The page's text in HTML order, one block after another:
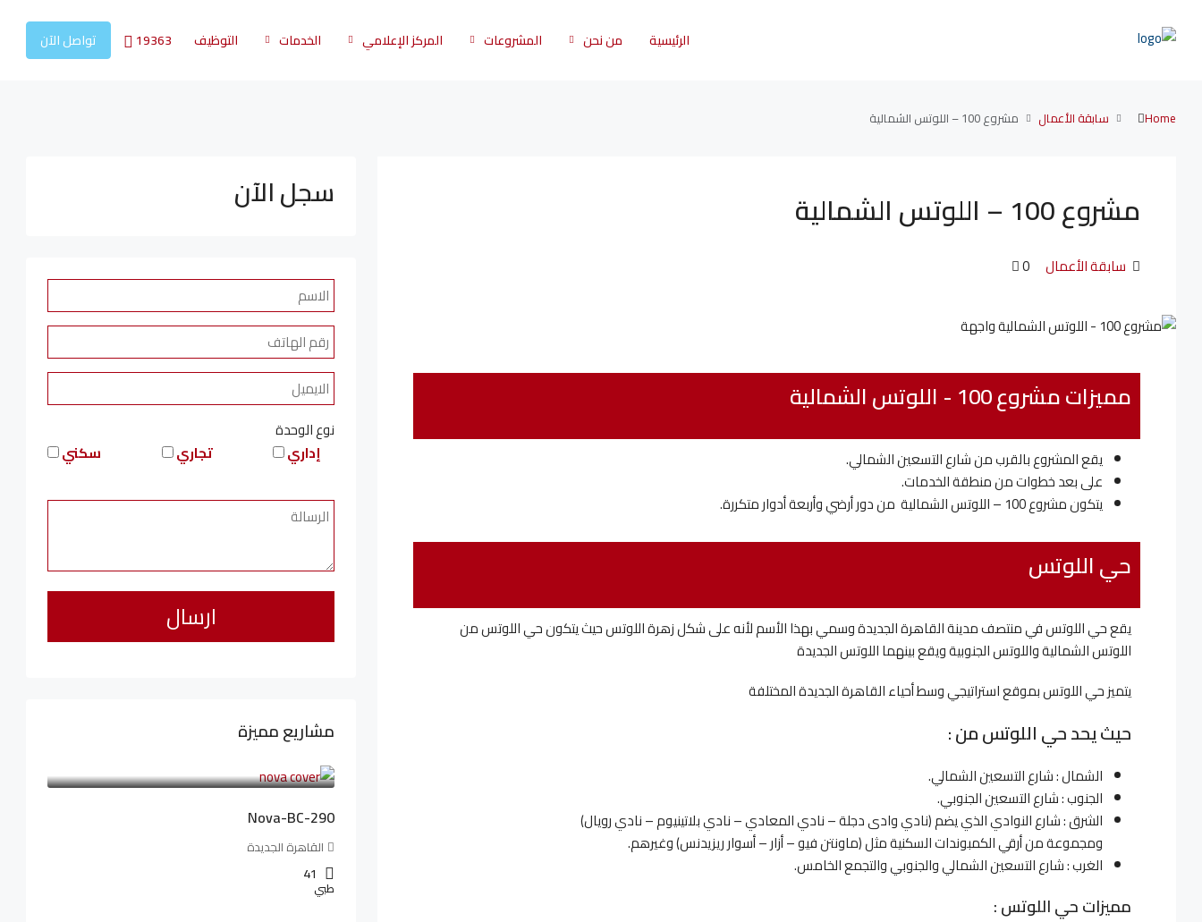
الرئيسية من نحن المشروعات المركز الإعلامي الخدمات التوظيف 19363 تواصل الآن
Home سابقة الأعمال مشروع 100 – اللوتس الشمالية
مشروع 100 – اللوتس الشمالية
سابقة الأعمال 0
مميزات مشروع 100 - اللوتس الشمالية
يقع المشروع بالقرب من شارع التسعين الشمالي.
على بعد خطوات من منطقة الخدمات.
يتكون مشروع 100 – اللوتس الشمالية من دور أرضي وأربعة أدوار متكررة.
حي اللوتس
يقع حي اللوتس في منتصف مدينة القاهرة الجديدة وسمي بهذا الأسم لأنه على شكل زهرة اللوتس حيث يتكون حي اللوتس من
اللوتس الشمالية واللوتس الجنوبية ويقع بينهما اللوتس الجديدة
يتميز حي اللوتس بموقع استراتيجي وسط أحياء القاهرة الجديدة المختلفة
حيث يحد حي اللوتس من :
الشمال : شارع التسعين الشمالي.
الجنوب : شارع التسعين الجنوبي.
الشرق : شارع النوادي الذي يضم (نادي وادى دجلة – نادي المعادي – نادي بلاتينيوم – نادي رويال)
ومجموعة من أرقي الكمبوندات السكنية مثل (ماونتن فيو – أزار – أسوار ريزيدنس) وغيرهم.
الغرب : شارع التسعين الشمالي والجنوبي والتجمع الخامس.
مميزات حي اللوتس :
سجل الآن
نوع الوحدة
سكني
تجاري إداري
مشاريع مميزة
Nova-BC-290
القاهرة الجديدة
41
طبي